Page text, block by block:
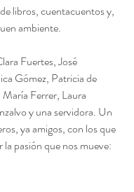
libros, cuentacuentos y,
ambiente.
Fuertes, José
Gómez, Patricia de
Ferrer, Laura
y una servidora. Un
ya amigos, con los que
pasión que nos mueve: